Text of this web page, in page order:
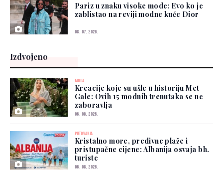
Pariz u znaku visoke mode: Evo ko je
zablistao na reviji modne kuće Dior
08. 07. 2026.
Izdvojeno
MODA
Kreacije koje su ušle u historiju Met
Gale: Ovih 15 modnih trenutaka se ne
zaboravlja
06. 08. 2026.
PUTOVANJA
Kristalno more, predivne plaže i
pristupačne cijene: Albanija osvaja bh.
turiste
06. 08. 2026.